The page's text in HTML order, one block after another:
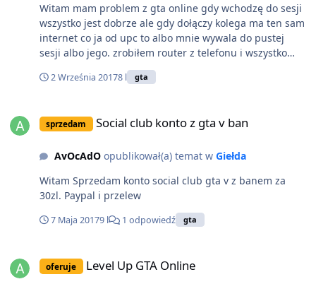
Witam mam problem z gta online gdy wchodzę do sesji
wszystko jest dobrze ale gdy dołączy kolega ma ten sam
internet co ja od upc to albo mnie wywala do pustej
sesji albo jego. zrobiłem router z telefonu i wszystko
dobrze działało nie rozłączało nas ale chciałbym grać
normalnie po kablu a nie przez telefon
2 Września 20178 l gta
sprzedam Social club konto z gta v ban
AvOcAdOopublikował(a) temat w Giełda
Witam Sprzedam konto social club gta v z banem za
30zl. Paypal i przelew
7 Maja 20179 l 1 odpowiedź gta
oferuje Level Up GTA Online